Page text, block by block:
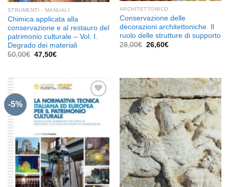
STRUMENTI - MANUALI
Chimica applicata alla
conservazione e al restauro del
patrimonio culturale – Vol. I.
Degrado dei materiali
50,00€ Il
50,00€.
47,50€Il
47,50€.
ARCHITETTONICO
Conservazione delle
decorazioni architettoniche. Il
ruolo delle strutture di supporto
28,00€ Il
26,60€Il
-5%
Aggiungi
dei
desideri
Aggiungi
alla lista
dei
desideri